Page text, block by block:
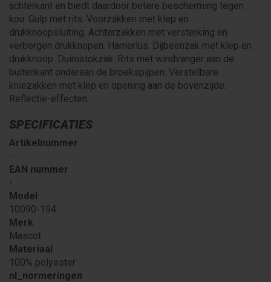
achterkant en biedt daardoor betere bescherming tegen
kou. Gulp met rits. Voorzakken met klep en
drukknoopsluiting. Achterzakken met versterking en
verborgen drukknopen. Hamerlus. Dijbeenzak met klep en
drukknoop. Duimstokzak. Rits met windvanger aan de
buitenkant onderaan de broekspijpen. Verstelbare
kniezakken met klep en opening aan de bovenzijde.
Reflectie-effecten.
SPECIFICATIES
Artikelnummer
-
EAN nummer
-
Model
10090-194
Merk
Mascot
Materiaal
100% polyester
nl_normeringen